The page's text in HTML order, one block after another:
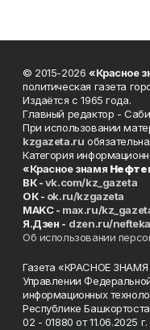
© 2015-2026 «Красное
политическая газета
Издаётся с 1965 года.
Главный редактор -
При использовании
kzgazeta.ru обязательна.
Категория
«Красное знамя
ВК -vk.com/kz_gazeta
ОК - ok.ru/kzgazeta
MAKC - max.ru/
Я.Дзен - dzen.ru/
Об использовании
Газета «КРАСНОЕ
Управлении
информационных
Республике
02 - 01880 от 11.06.2025 г.